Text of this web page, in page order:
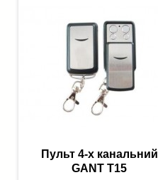
Пульт 4-х канальний
GANT T15